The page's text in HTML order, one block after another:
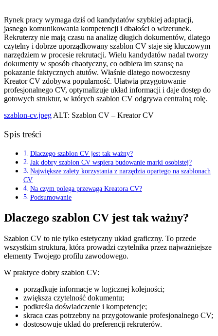
Rynek pracy wymaga dziś od kandydatów szybkiej adaptacji,
jasnego komunikowania kompetencji i dbałości o wizerunek.
Rekruterzy nie mają czasu na analizę długich dokumentów, dlatego
czytelny i dobrze uporządkowany szablon CV staje się kluczowym
narzędziem w procesie rekrutacji. Wielu kandydatów nadal tworzy
dokumenty w sposób chaotyczny, co odbiera im szansę na
pokazanie faktycznych atutów. Właśnie dlatego nowoczesny
Kreator CV zdobywa popularność. Ułatwia przygotowanie
profesjonalnego CV, optymalizuje układ informacji i daje dostęp do
gotowych struktur, w których szablon CV odgrywa centralną rolę.
szablon-cv.jpeg ALT: Szablon CV – Kreator CV
Spis treści
Dlaczego szablon CV jest tak ważny?
Jak dobry szablon CV wspiera budowanie marki osobistej?
Największe zalety korzystania z narzędzia opartego na szablonach
CV
Na czym polega przewaga Kreatora CV?
Podsumowanie
Dlaczego szablon CV jest tak ważny?
Szablon CV to nie tylko estetyczny układ graficzny. To przede
wszystkim struktura, która prowadzi czytelnika przez najważniejsze
elementy Twojego profilu zawodowego.
W praktyce dobry szablon CV:
porządkuje informacje w logicznej kolejności;
zwiększa czytelność dokumentu;
podkreśla doświadczenie i kompetencje;
skraca czas potrzebny na przygotowanie profesjonalnego CV;
dostosowuje układ do preferencji rekruterów.